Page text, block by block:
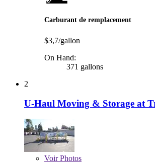
Carburant de remplacement
$3,7/gallon
On Hand:
371 gallons
2
U-Haul Moving & Storage at
VoirPhotos